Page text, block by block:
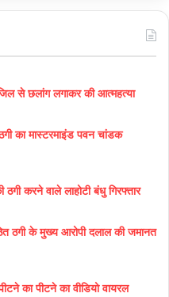
से छलांग लगाकर की आत्महत्या
का मास्टरमाइंड पवन चांडक
ठगी करने वाले लाहोटी बंधु गिरफ्तार
ठगी के मुख्य आरोपी दलाल की जमानत
का पीटने का वीडियो वायरल